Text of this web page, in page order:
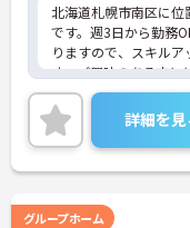
北海道札幌市南区に位
です。週3日から勤務
りますので、スキル
す。ご興味のある方に
さらに詳細をご案内
さい！
詳細を見
グループホーム